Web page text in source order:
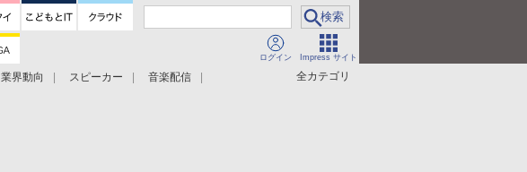
ログイン Impress サイト
全カテゴリ
業界動向 スピーカー
音楽配信